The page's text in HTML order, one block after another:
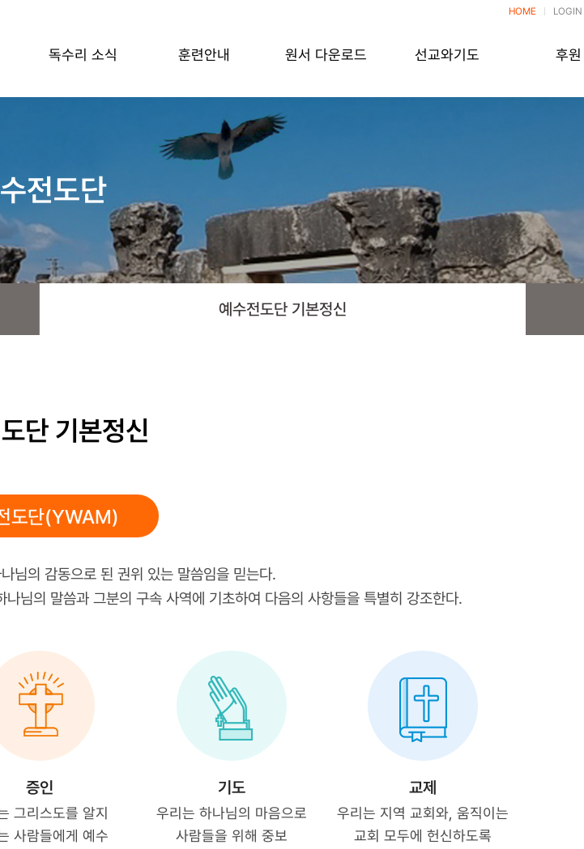
HOME LOGIN
독수리 소식 훈련안내 원서 다운로드 선교와기도 후원
전도단
예수전도단 기본정신
단 기본정신
도단(YWAM)
님의 감동으로 된 권위 있는 말씀임을 믿는다.
님의 말씀과 그분의 구속 사역에 기초하여 다음의 사항들을 특별히 강조한다.
증인
그리스도를 알지
사람들에게 예수
기도
우리는 하나님의 마음으로
사람들을 위해 중보
교제
우리는 지역 교회와, 움직이는
교회 모두에 헌신하도록